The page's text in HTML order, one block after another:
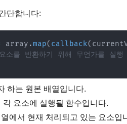
단합니다:
array .map( callback(
를 반환하기 위해 무언가를 실행
하는 원본 배열입니다.
각 요소에 실행될 함수입니다.
열에서 현재 처리되고 있는 요소입